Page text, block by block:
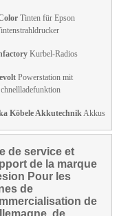
Tinten für Epson
Kurbel-Radios
Powerstation mit
Köbele AkkutechnikAkkus
de service et
de la marque
Pour les
de
de
de